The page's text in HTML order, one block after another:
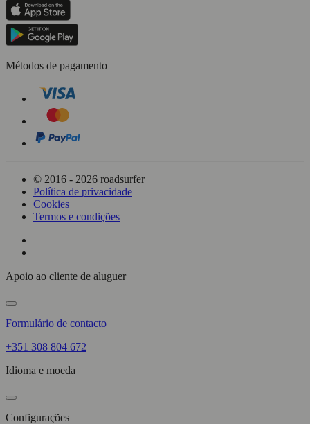
Métodos de pagamento
© 2016 - 2026 roadsurfer
Política de privacidade
Cookies
Termos e condições
Apoio ao cliente de aluguer
Formulário de contacto
+351 308 804 672
Idioma e moeda
Configurações